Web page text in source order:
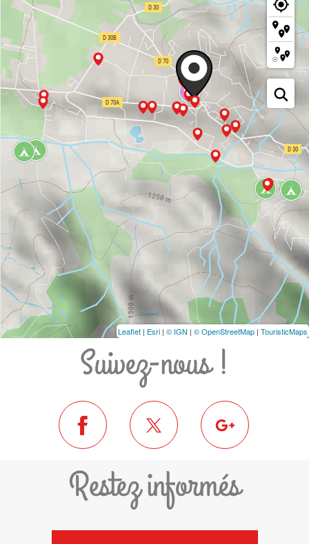
Leaflet | Esri | © IGN | © OpenStreetMap | TouristicMaps
Suivez-nous !
Restez informés